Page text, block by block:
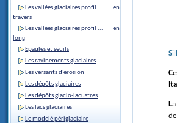
Les vallées glaciaires profil ... en
travers
Les vallées glaciaires profil ... en
long
Epaules et seuils
Les ravinements glaciaires
Les versants d'érosion
Les dépôts glaciaires
Les dépôts glacio-lacustres
Les lacs glaciaires
Le modelé périglaciaire